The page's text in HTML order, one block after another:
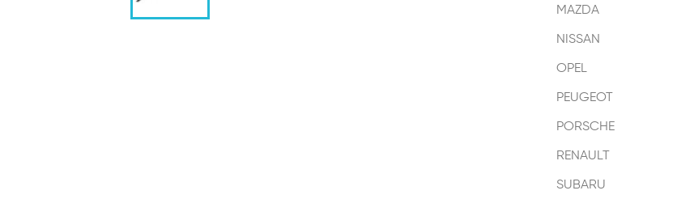
MAZDA
NISSAN
OPEL
PEUGEOT
PORSCHE
RENAULT
SUBARU